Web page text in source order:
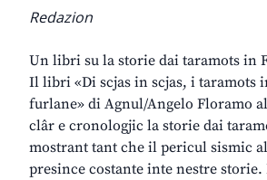
Redazion
Un libri su la storie dai taramots in
Il libri «Di scjas in scjas, i taramots
furlane» di Agnul/Angelo Floramo
clâr e cronologjic la storie dai
mostrant tant che il pericul sismic
presince costante inte nestre storie.